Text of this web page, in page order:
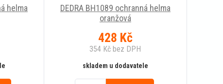
helma
DEDRA BH1089 ochranná helma
oranžová
428 Kč
354 Kč bez DPH
skladem u dodavatele